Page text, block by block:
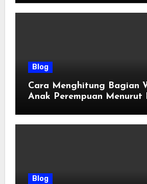
Blog
Cara Menghitung Bagian
Anak Perempuan Menurut
Blog